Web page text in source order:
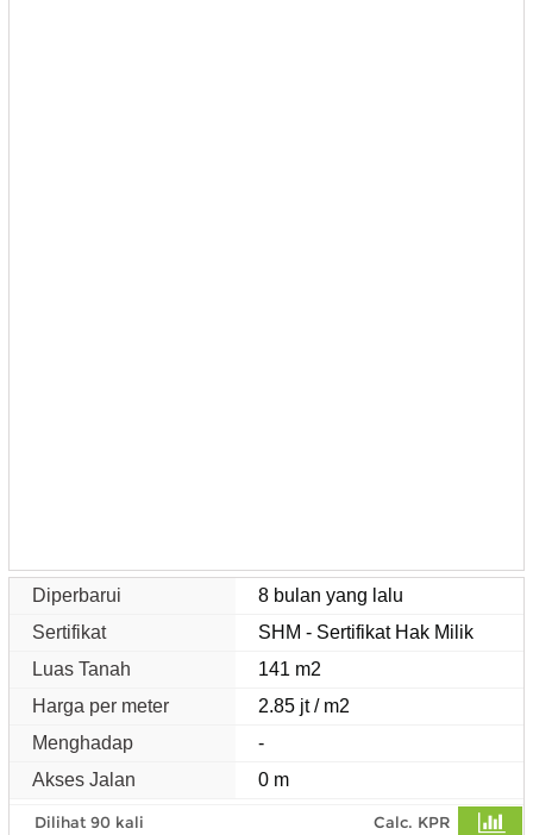
Diperbarui
8 bulan yang lalu
Sertifikat
SHM - Sertifikat Hak Milik
Luas Tanah
141 m2
Harga per meter
2.85 jt / m2
Menghadap
-
Akses Jalan
0 m
Dilihat 90 kali Calc. KPR